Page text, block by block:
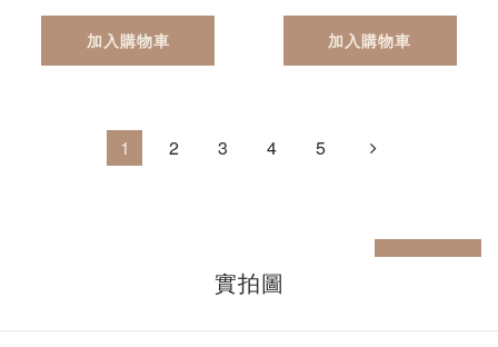
加入購物車 加入購物車
1 2 3 4 5
實拍圖